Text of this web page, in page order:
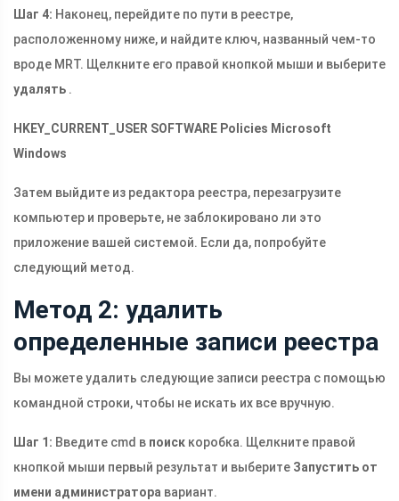
Шаг 4: Наконец, перейдите по пути в реестре,
расположенному ниже, и найдите ключ, названный чем-то
вроде MRT. Щелкните его правой кнопкой мыши и выберите
удалять .
HKEY_CURRENT_USER SOFTWARE Policies Microsoft
Windows
Затем выйдите из редактора реестра, перезагрузите
компьютер и проверьте, не заблокировано ли это
приложение вашей системой. Если да, попробуйте
следующий метод.
Метод 2: удалить
определенные записи реестра
Вы можете удалить следующие записи реестра с помощью
командной строки, чтобы не искать их все вручную.
Шаг 1: Введите cmd в поиск коробка. Щелкните правой
кнопкой мыши первый результат и выберите Запустить от
имени администратора вариант.